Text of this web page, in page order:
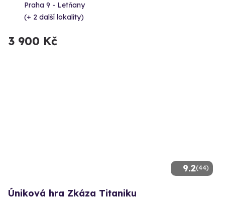
Praha 9 - Letňany
(+ 2 další lokality)
3 900 Kč
9.2(44)
Úniková hra Zkáza Titaniku